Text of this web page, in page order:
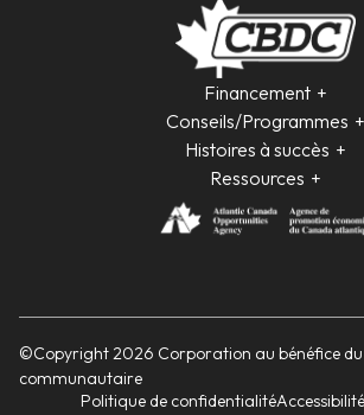
Financement
Conseils/Programmes
Histoires à succès
Ressources
©Copyright 2026 Corporation au bénéfice
communautaire
Politique de confidentialitéAccessibilité